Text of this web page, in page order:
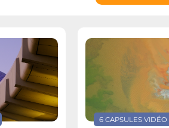
6 CAPSULES VIDÉO